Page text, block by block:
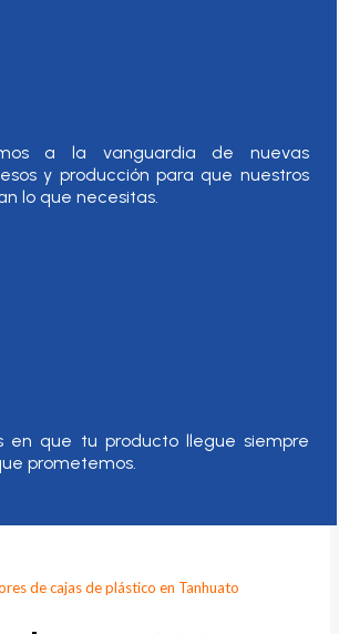
a la vanguardia de nuevas
y producción para que nuestros
lo que necesitas.
en que tu producto llegue siempre
prometemos.
de cajas de plástico en Tanhuato